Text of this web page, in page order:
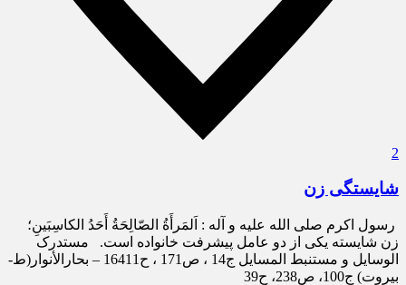
2
شایستگی زن
رسول اكرم صلى الله عليه و آله : اَلمَرأَةُ الصّالِحَةُ أَحَدُ الكاسِبَينِ؛
زن شايسته يكى از دو عامل پيشرفت خانواده است. مستدرک
الوسایل و مستنبط المسایل ج14 ، ص171 ، ح16411 – بحارالأنوار(ط-
بیروت) ج100، ص238، ح39